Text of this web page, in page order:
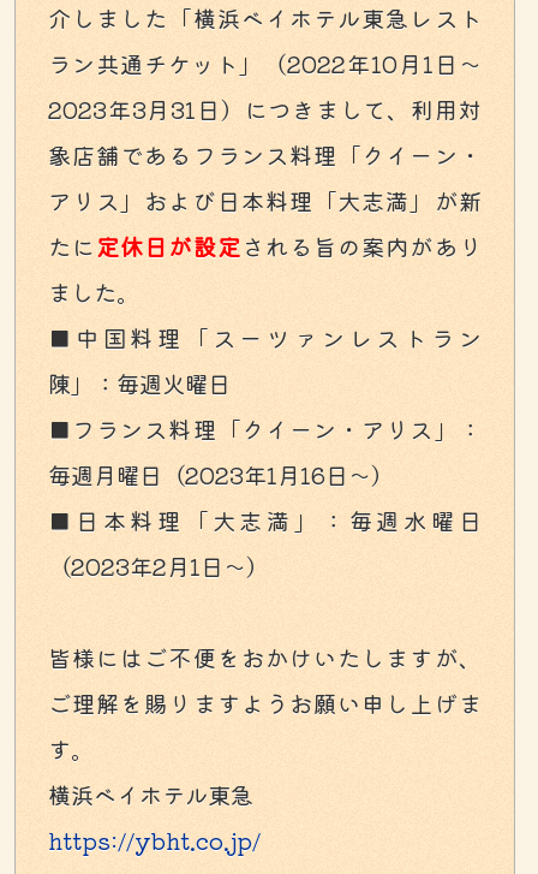
介しました「横浜ベイホテル東急レスト
ラン共通チケット」（2022年10月1日～
2023年3月31日）につきまして、利用対
象店舗であるフランス料理「クイーン・
アリス」および日本料理「大志満」が新
たに定休日が設定される旨の案内があり
ました。
■中国料理「スーツァンレストラン
陳」：毎週火曜日
■フランス料理「クイーン・アリス」：
毎週月曜日（2023年1月16日～）
■日本料理「大志満」：毎週水曜日
（2023年2月1日～）
皆様にはご不便をおかけいたしますが、
ご理解を賜りますようお願い申し上げま
す。
横浜ベイホテル東急
https://ybht.co.jp/